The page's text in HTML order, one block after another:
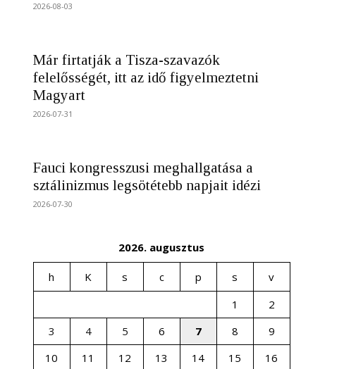
2026-08-03
Már firtatják a Tisza-szavazók
felelősségét, itt az idő figyelmeztetni
Magyart
2026-07-31
Fauci kongresszusi meghallgatása a
sztálinizmus legsötétebb napjait idézi
2026-07-30
2026. augusztus
h K s c p s
v
1
2
3
4 5 6 7 8
9
10
11 12 13 14 15
16